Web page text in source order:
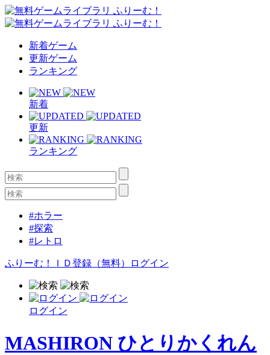
新着ゲーム
更新ゲーム
ランキング
新着
更新
ランキング
#ホラー
#探索
#レトロ
ふりーむ！ＩＤ登録（無料） ログイン
ログイン
MASHIRON ひとりかくれん